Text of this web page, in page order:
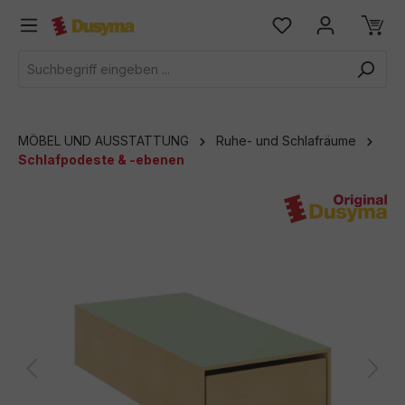
springen
MÖBEL UND AUSSTATTUNG
Ruhe- und Schlafräume
Schlafpodeste & -ebenen